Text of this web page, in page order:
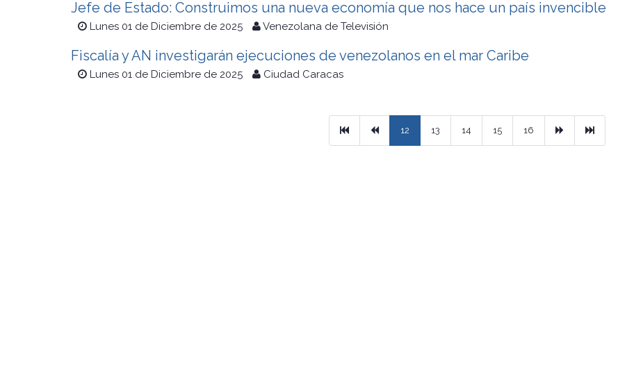
Jefe de Estado: Construimos una nueva economía que nos hace un país invencible
Lunes 01 de Diciembre de 2025 Venezolana de Televisión
Fiscalía y AN investigarán ejecuciones de venezolanos en el mar Caribe
Lunes 01 de Diciembre de 2025 Ciudad Caracas
PrimeraPrevious
12 13 14 15 16 Ultimo